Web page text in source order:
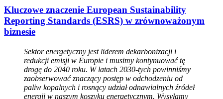
Kluczowe znaczenie European Sustainability
Reporting Standards (ESRS) w zrównoważonym
biznesie
Sektor energetyczny jest liderem dekarbonizacji i
redukcji emisji w Europie i musimy kontynuować tę
drogę do 2040 roku. W latach 2030-tych powinniśmy
zaobserwować znaczący postęp w odchodzeniu od
paliw kopalnych i rosnący udział odnawialnych źródeł
energii w naszym koszyku energetycznym. Wysyłamy